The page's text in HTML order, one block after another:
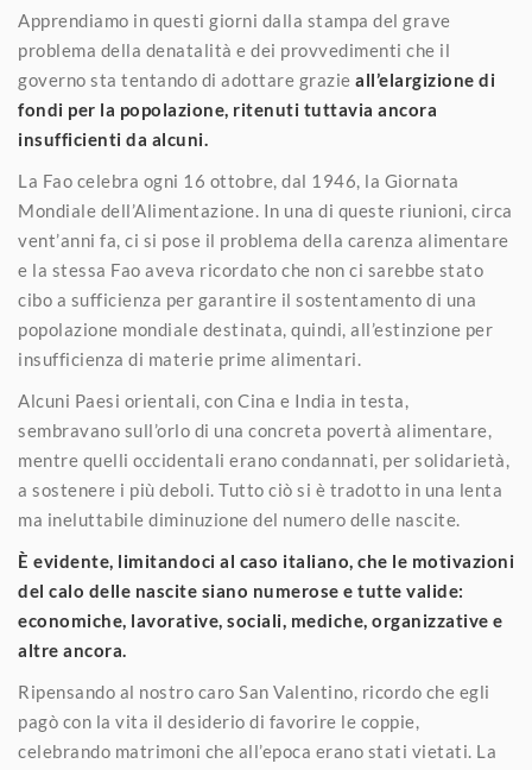
Apprendiamo in questi giorni dalla stampa del grave
problema della denatalità e dei provvedimenti che il
governo sta tentando di adottare grazie all’elargizione di
fondi per la popolazione, ritenuti tuttavia ancora
insufficienti da alcuni.
La Fao celebra ogni 16 ottobre, dal 1946, la Giornata
Mondiale dell’Alimentazione. In una di queste riunioni, circa
vent’anni fa, ci si pose il problema della carenza alimentare
e la stessa Fao aveva ricordato che non ci sarebbe stato
cibo a sufficienza per garantire il sostentamento di una
popolazione mondiale destinata, quindi, all’estinzione per
insufficienza di materie prime alimentari.
Alcuni Paesi orientali, con Cina e India in testa,
sembravano sull’orlo di una concreta povertà alimentare,
mentre quelli occidentali erano condannati, per solidarietà,
a sostenere i più deboli. Tutto ciò si è tradotto in una lenta
ma ineluttabile diminuzione del numero delle nascite.
È evidente, limitandoci al caso italiano, che le motivazioni
del calo delle nascite siano numerose e tutte valide:
economiche, lavorative, sociali, mediche, organizzative e
altre ancora.
Ripensando al nostro caro San Valentino, ricordo che egli
pagò con la vita il desiderio di favorire le coppie,
celebrando matrimoni che all’epoca erano stati vietati. La